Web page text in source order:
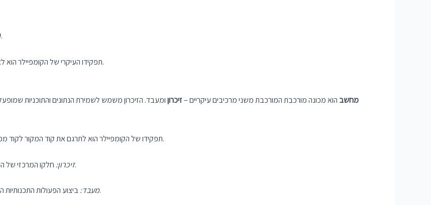
הוא תוכנה שמתרגמת קוד משפה תכנותית לשפה מכונה.
תפקידו העיקרי של הקומפיילר הוא לאפשר למכונה לבדוק ולבצע את הפעולות התכנותיות בקוד המקור.
מחשב הוא מכונה מורכבת המורכבת משני מרכיבים עיקריים –זיכרוןומעבד. הזיכרון משמש לשמירת הנתונים והתוכניות
תפקידו של הקומפיילר הוא לתרגם את קוד המקור לקוד מכונה, כך שהמעבד יוכל להבין ולבצע את הפקודות המתוארות בקוד.
זיכרון:חלקו המרכזי של המחשב המשמש לשמירת הנתונים והתוכניות הפועלות על המחשב.
מעבד:ביצוע הפעולות התכנותיות המוגדרות בקוד המקור, בכדי שהמחשב יוכל להבין מה צריך לעשות.